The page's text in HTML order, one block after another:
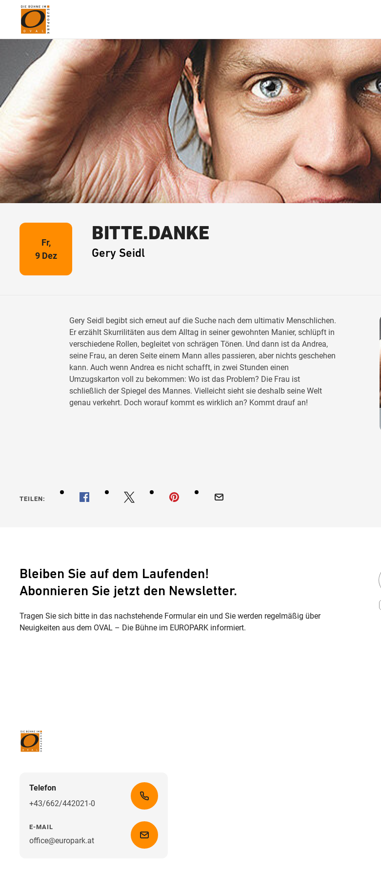
Fr,
9 Dez
BITTE.DANKE
Gery Seidl
Gery Seidl begibt sich erneut auf die Suche nach dem ultimativ Menschlichen.
Er erzählt Skurrilitäten aus dem Alltag in seiner gewohnten Manier, schlüpft in
verschiedene Rollen, begleitet von schrägen Tönen. Und dann ist da Andrea,
seine Frau, an deren Seite einem Mann alles passieren, aber nichts geschehen
kann. Auch wenn Andrea es nicht schafft, in zwei Stunden einen
Umzugskarton voll zu bekommen: Wo ist das Problem? Die Frau ist
schließlich der Spiegel des Mannes. Vielleicht sieht sie deshalb seine Welt
genau verkehrt. Doch worauf kommt es wirklich an? Kommt drauf an!
TEILEN:
Bleiben Sie auf dem Laufenden!
Abonnieren Sie jetzt den Newsletter.
Tragen Sie sich bitte in das nachstehende Formular ein und Sie werden regelmäßig über
Neuigkeiten aus dem OVAL – Die Bühne im EUROPARK informiert.
Telefon
+43/662/442021-0
E-MAIL
office@europark.at